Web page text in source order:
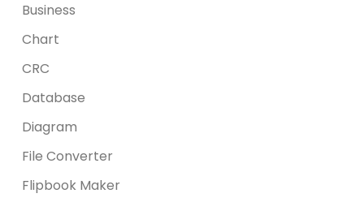
Business
Chart
CRC
Database
Diagram
File Converter
Flipbook Maker